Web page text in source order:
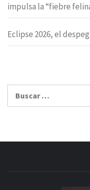
impulsa la “fiebre
Eclipse 2026, el